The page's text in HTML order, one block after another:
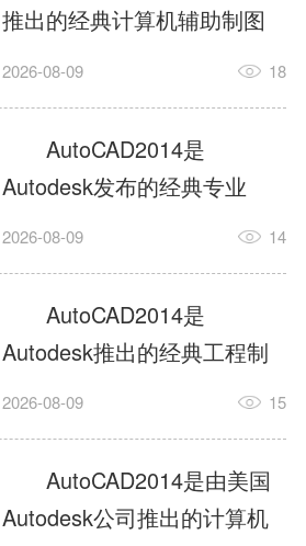
推出的经典计算机辅助制图
工具，主打稳定2D施工图绘
行业工程设计。版本新增图
纸标签页、实景地理地图、
协同设计交流模块，优化命
令行智能纠错与图层批量管
理，支持Win8触屏操作、点
云扫描数据导入，兼容各类
DWG图纸格式，文件互通...
2026-08-09 18
AutoCAD2014是
Autodesk发布的经典专业
CAD制图设计软件，是工程
绘图工具。软件专注精准二
维绘图、图纸编辑、参数化
设计及基础三维建模，广泛
应用于建筑设计、机械制
造、土木工程、室内设计等
多个行业。软件优化绘图流
畅度与文件兼容性，支持参
2026-08-09 14
AutoCAD2014是
Autodesk推出的经典工程制
图设计软件，主打高效精准
建模作业，适配建筑、机
械、市政、室内设计等多行
业场景。软件优化运行机制
2026-08-09 15
AutoCAD2014是由美国
Autodesk公司推出的计算机